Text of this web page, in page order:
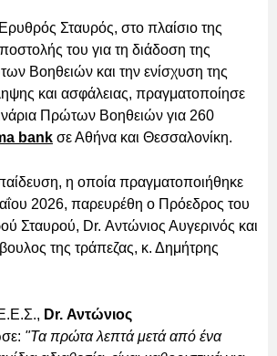
Σταυρός, στο πλαίσιο της
του για τη διάδοση της
Βοηθειών και την ενίσχυση της
και ασφάλειας, πραγματοποίησε
Πρώτων Βοηθειών για 260
bank σε Αθήνα και Θεσσαλονίκη.
η οποία πραγματοποιήθηκε
2026, παρευρέθη ο Πρόεδρος του
Σταυρού, Dr. Αντώνιος Αυγερινός και
της τράπεζας, κ. Δημήτρης
Dr. Αντώνιος
"Τα πρώτα λεπτά μετά από ένα